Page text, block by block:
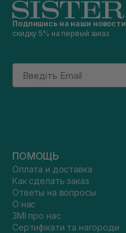
Подпишись на наши новости
скидку 5% на первый заказ
Email
ПОМОЩЬ
Оплата и доставка
Как сделать заказ
Ответы на вопросы
О нас
ЗМІ про нас
Сертифікати та нагороди